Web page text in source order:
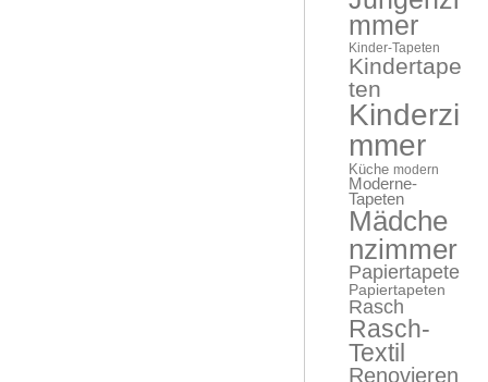
mmer
Kinder-Tapeten
Kindertape
ten
Kinderzi
mmer
Küche modern
Moderne-
Tapeten
Mädche
nzimmer
Papiertapete
Papiertapeten
Rasch
Rasch-
Textil
Renovieren